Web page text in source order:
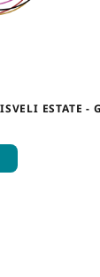
ESTATE -